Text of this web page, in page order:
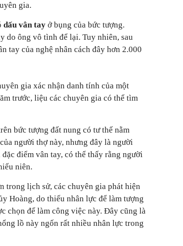
gia.
dấu vân tay ở bụng của bức tượng.
do ông vô tình để lại. Tuy nhiên, sau
tay của nghệ nhân cách đây hơn 2.000
gia xác nhận danh tính của một
trước, liệu các chuyên gia có thể tìm
bức tượng đất nung có tư thế nằm
người thợ này, nhưng đây là người
điểm vân tay, có thể thấy rằng người
niên.
trong lịch sử, các chuyên gia phát hiện
Hoàng, do thiếu nhân lực để làm tượng
chọn để làm công việc này. Đây cũng là
lồ này ngốn rất nhiều nhân lực trong